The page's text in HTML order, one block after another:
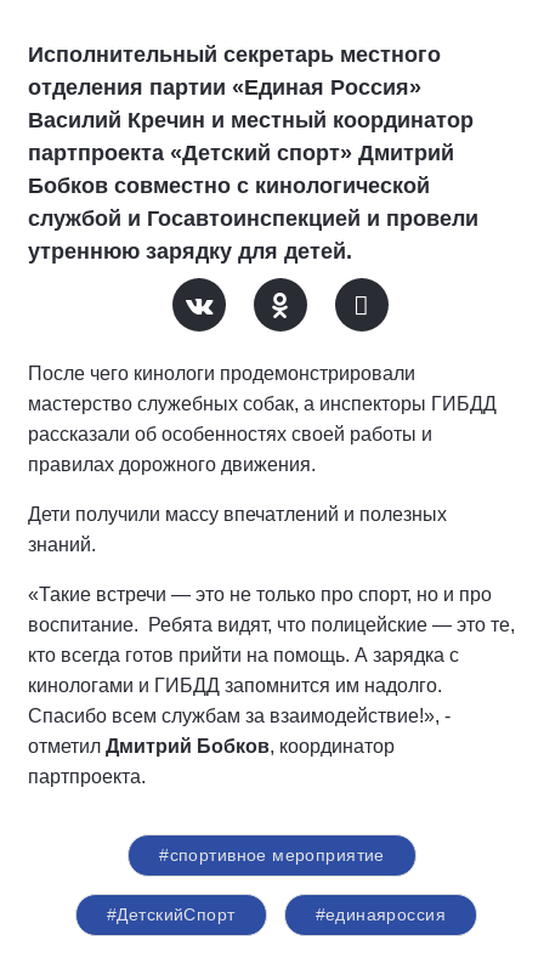
Исполнительный секретарь местного
отделения партии «Единая Россия»
Василий Кречин и местный координатор
партпроекта «Детский спорт» Дмитрий
Бобков совместно с кинологической
службой и Госавтоинспекцией и провели
утреннюю зарядку для детей.
После чего кинологи продемонстрировали
мастерство служебных собак, а инспекторы ГИБДД
рассказали об особенностях своей работы и
правилах дорожного движения.
Дети получили массу впечатлений и полезных
знаний.
«Такие встречи — это не только про спорт, но и про
воспитание. Ребята видят, что полицейские — это те,
кто всегда готов прийти на помощь. А зарядка с
кинологами и ГИБДД запомнится им надолго.
Спасибо всем службам за взаимодействие!», -
отметил Дмитрий Бобков, координатор
партпроекта.
#спортивное мероприятие
#ДетскийСпорт #единаяроссия